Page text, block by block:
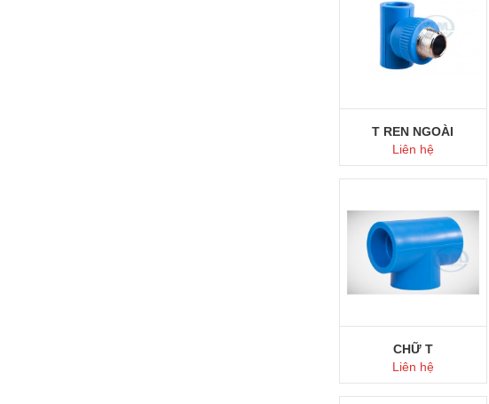
Mua ngay
T REN NGOÀI
Liên hệ
CHỮ T
Liên hệ